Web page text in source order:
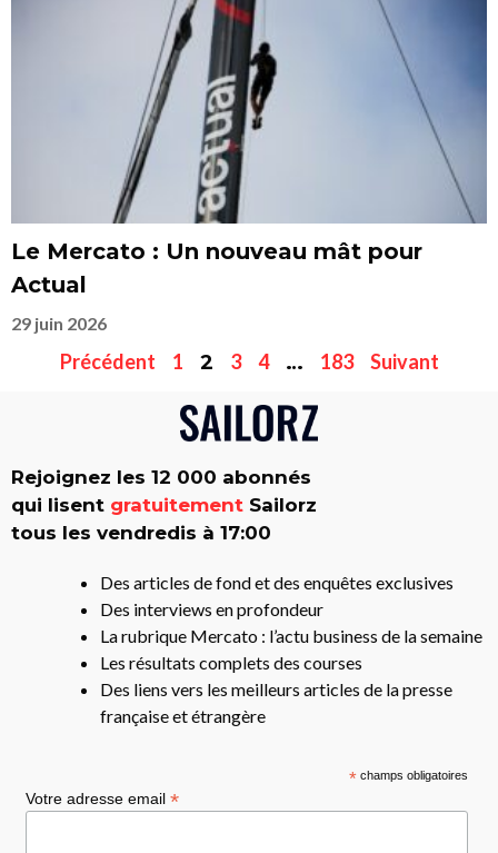
Le Mercato : Un nouveau mât pour
Actual
29 juin 2026
Précédent 1 2 3 4 … 183 Suivant
Rejoignez les 12 000 abonnés
qui lisent gratuitement Sailorz
tous les vendredis à 17:00
Des articles de fond et des enquêtes exclusives
Des interviews en profondeur
La rubrique Mercato : l’actu business de la semaine
Les résultats complets des courses
Des liens vers les meilleurs articles de la presse
française et étrangère
* champs obligatoires
Votre adresse email *